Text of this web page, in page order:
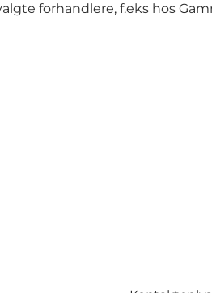
forhandlere, f.eks hos